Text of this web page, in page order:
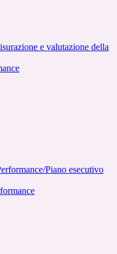
e valutazione della
Piano esecutivo